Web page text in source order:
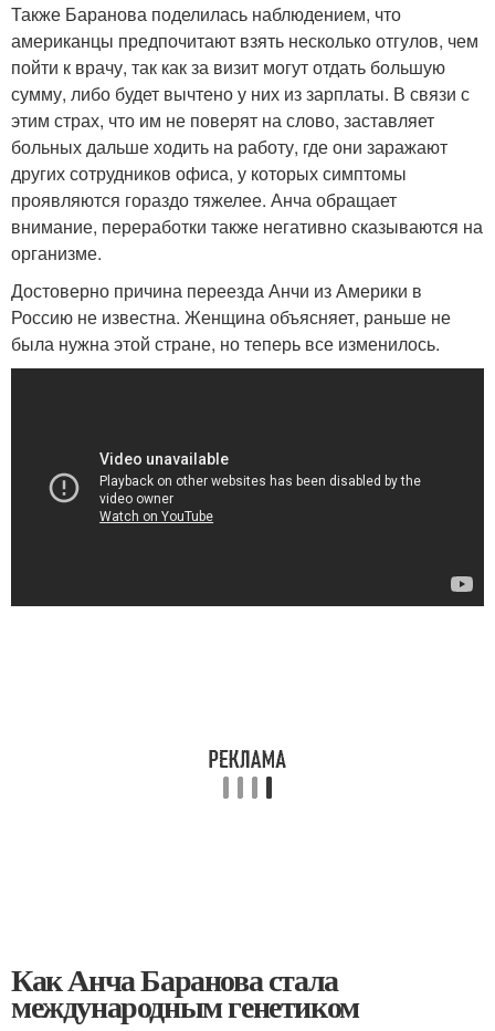
Также Баранова поделилась наблюдением, что
американцы предпочитают взять несколько отгулов, чем
пойти к врачу, так как за визит могут отдать большую
сумму, либо будет вычтено у них из зарплаты. В связи с
этим страх, что им не поверят на слово, заставляет
больных дальше ходить на работу, где они заражают
других сотрудников офиса, у которых симптомы
проявляются гораздо тяжелее. Анча обращает
внимание, переработки также негативно сказываются на
организме.
Достоверно причина переезда Анчи из Америки в
Россию не известна. Женщина объясняет, раньше не
была нужна этой стране, но теперь все изменилось.
Как Анча Баранова стала
международным генетиком